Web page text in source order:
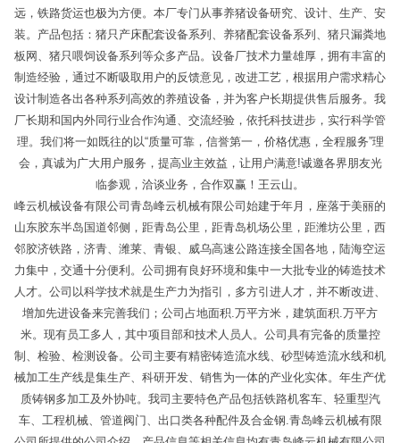
远，铁路货运也极为方便。本厂专门从事养猪设备研究、设计、生产、安
装。产品包括：猪只产床配套设备系列、养猪配套设备系列、猪只漏粪地
板网、猪只喂饲设备系列等众多产品。设备厂技术力量雄厚，拥有丰富的
制造经验，通过不断吸取用户的反馈意见，改进工艺，根据用户需求精心
设计制造各出各种系列高效的养殖设备，并为客户长期提供售后服务。我
厂长期和国内外同行业合作沟通、交流经验，依托科技进步，实行科学管
理。我们将一如既往的以“质量可靠，信誉第一，价格优惠，全程服务”理
会，真诚为广大用户服务，提高业主效益，让用户满意!诚邀各界朋友光
临参观，洽谈业务，合作双赢！王云山。
峰云机械设备有限公司青岛峰云机械有限公司始建于年月，座落于美丽的
山东胶东半岛国道邻侧，距青岛公里，距青岛机场公里，距潍坊公里，西
邻胶济铁路，济青、潍莱、青银、威乌高速公路连接全国各地，陆海空运
力集中，交通十分便利。公司拥有良好环境和集中一大批专业的铸造技术
人才。公司以科学技术就是生产力为指引，多方引进人才，并不断改进、
增加先进设备来完善我们；公司占地面积.万平方米，建筑面积.万平方
米。现有员工多人，其中项目部和技术人员人。公司具有完备的质量控
制、检验、检测设备。公司主要有精密铸造流水线、砂型铸造流水线和机
械加工生产线是集生产、科研开发、销售为一体的产业化实体。年生产优
质铸钢多加工及外协吨。我司主要特色产品包括铁路机客车、轻重型汽
车、工程机械、管道阀门、出口类各种配件及合金钢.青岛峰云机械有限